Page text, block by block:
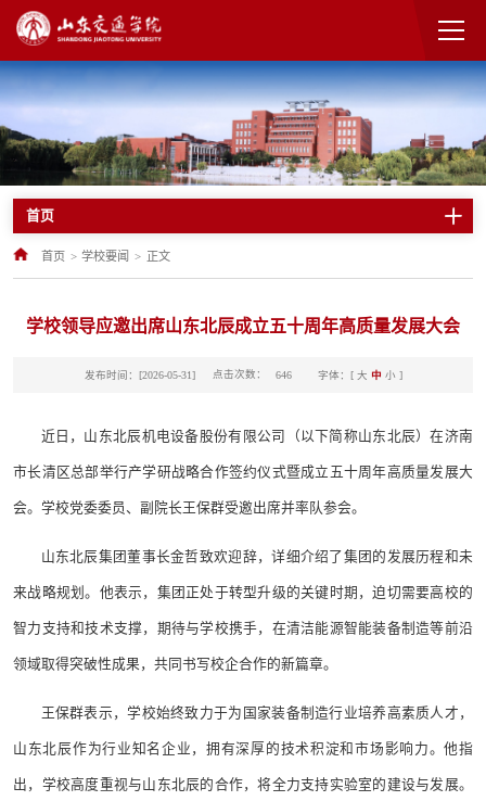
首页
首页 > 学校要闻 > 正文
学校领导应邀出席山东北辰成立五十周年高质量发展大会
发布时间：[2026-05-31] 点击次数： 646 字体：[ 大 中 小]
近日，山东北辰机电设备股份有限公司（以下简称山东北辰）在济南
市长清区总部举行产学研战略合作签约仪式暨成立五十周年高质量发展大
会。学校党委委员、副院长王保群受邀出席并率队参会。
山东北辰集团董事长金哲致欢迎辞，详细介绍了集团的发展历程和未
来战略规划。他表示，集团正处于转型升级的关键时期，迫切需要高校的
智力支持和技术支撑，期待与学校携手，在清洁能源智能装备制造等前沿
领域取得突破性成果，共同书写校企合作的新篇章。
王保群表示，学校始终致力于为国家装备制造行业培养高素质人才，
山东北辰作为行业知名企业，拥有深厚的技术积淀和市场影响力。他指
出，学校高度重视与山东北辰的合作，将全力支持实验室的建设与发展。